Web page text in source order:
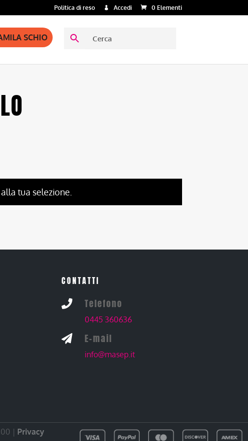
Politica di reso Accedi 0 Elementi
SCHIO
tua selezione.
CONTATTI
 Telefono
0445 360636
 E-mail
info@masep.it
| Privacy